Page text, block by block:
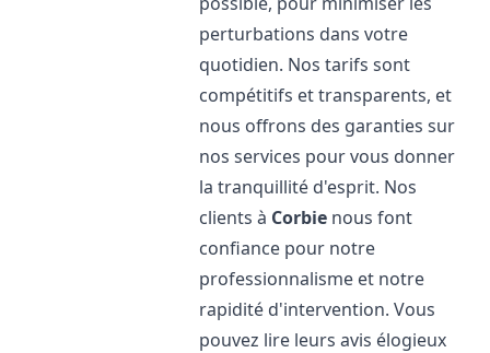
perturbations dans votre
quotidien. Nos tarifs sont
compétitifs et transparents, et
nous offrons des garanties sur
nos services pour vous donner
la tranquillité d'esprit. Nos
clients à Corbie nous font
confiance pour notre
professionnalisme et notre
rapidité d'intervention. Vous
pouvez lire leurs avis élogieux